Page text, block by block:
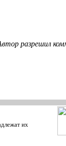
разрешил
их